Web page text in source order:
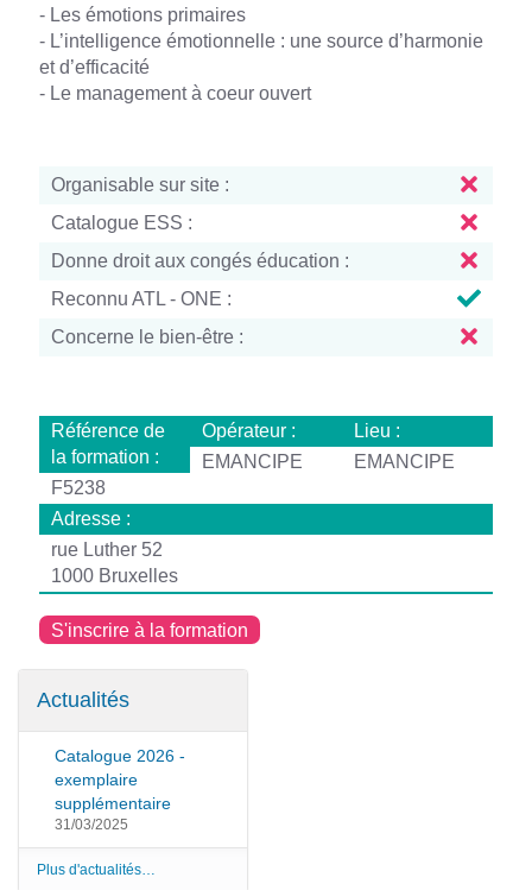
- Les émotions primaires
- L’intelligence émotionnelle : une source d’harmonie
et d’efficacité
- Le management à coeur ouvert
Organisable sur site :
Catalogue ESS :
Donne droit aux congés éducation :
Reconnu ATL - ONE :
Concerne le bien-être :
Référence de
la formation :
F5238
Opérateur :
EMANCIPE
Lieu :
EMANCIPE
Adresse :
rue Luther 52
1000 Bruxelles
S'inscrire à la formation
Actualités
Catalogue 2026 -
exemplaire
supplémentaire
31/03/2025
Plus d'actualités…